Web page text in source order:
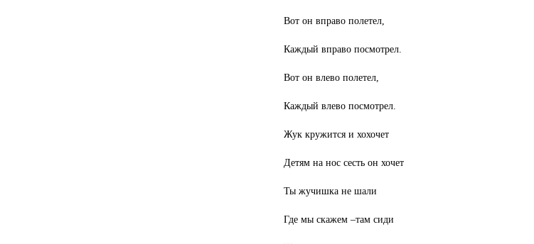
Вот он вправо полетел,
Каждый вправо посмотрел.
Вот он влево полетел,
Каждый влево посмотрел.
Жук кружится и хохочет
Детям на нос сесть он хочет
Ты жучишка не шали
Где мы скажем –там сиди